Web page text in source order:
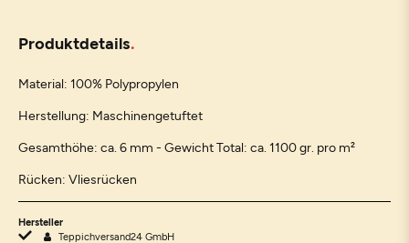
Produktdetails
Material: 100% Polypropylen
Herstellung: Maschinengetuftet
Gesamthöhe: ca. 6 mm - Gewicht Total: ca. 1100 gr. pro m²
Rücken: Vliesrücken
Hersteller
Teppichversand24 GmbH